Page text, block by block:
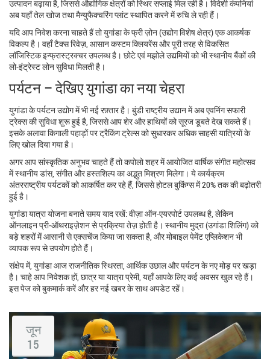
उत्पादन बढ़ाया है, जिससे औद्योगिक क्षेत्रों को स्थिर सप्लाई मिल रही है। विदेशी कंपनियां
अब यहाँ तेल खोज तथा मैन्युफैक्चरिंग प्लांट स्थापित करने में रुचि ले रही हैं।
यदि आप निवेश करना चाहते हैं तो युगांडा के फ्री ज़ोन (उद्योग विशेष क्षेत्र) एक आकर्षक
विकल्प है। वहाँ टैक्स रिवेज़, आसान कस्टम क्लियरेंस और पूरी तरह से विकसित
लॉजिस्टिक इन्फ्रास्ट्रक्चर उपलब्ध है। छोटे एवं मझोले उद्यमियों को भी स्थानीय बैंकों की
लो‑इंट्रेस्ट लोन सुविधा मिलती है।
पर्यटन – देखिए युगांडा का नया चेहरा
युगांडा के पर्यटन उद्योग में भी नई रफ़्तार है। बुंडी राष्ट्रीय उद्यान में अब एवनिंग सफारी
ट्रेक्स की सुविधा शुरू हुई है, जिससे आप शेर और हाथियों को सूरज डूबते देख सकते हैं।
इसके अलावा किगाली पहाड़ों पर ट्रैकिंग ट्रेल्स को सुधारकर अधिक साहसी यात्रियों के
लिए खोल दिया गया है।
अगर आप सांस्कृतिक अनुभव चाहते हैं तो कपोलो शहर में आयोजित वार्षिक संगीत महोत्सव
में स्थानीय डांस, संगीत और हस्तशिल्प का अद्भुत मिश्रण मिलेगा। ये कार्यक्रम
अंतरराष्ट्रीय पर्यटकों को आकर्षित कर रहे हैं, जिससे होटल बुकिंग्स में 20% तक की बढ़ोतरी
हुई है।
युगांडा यात्रा योजना बनाते समय याद रखें: वीज़ा ऑन‑एयरपोर्ट उपलब्ध है, लेकिन
ऑनलाइन प्री‑ऑथराइज़ेशन से प्रक्रिया तेज़ होती है। स्थानीय मुद्रा (उगांडा शिलिंग) को
बड़े शहरों में आसानी से एक्सचेंज किया जा सकता है, और मोबाइल पेमेंट एप्लिकेशन भी
व्यापक रूप से उपयोग होते हैं।
संक्षेप में, युगांडा आज राजनीतिक स्थिरता, आर्थिक उछाल और पर्यटन के नए मोड़ पर खड़ा
है। चाहे आप निवेशक हों, छात्र या यात्रा प्रेमी, यहाँ आपके लिए कई अवसर खुल रहे हैं।
इस पेज को बुकमार्क करें और हर नई खबर के साथ अपडेट रहें।
जून
15